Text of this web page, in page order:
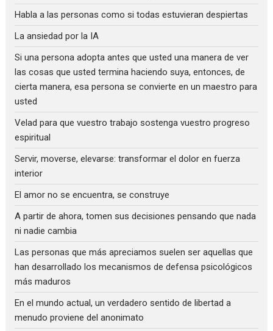
Habla a las personas como si todas estuvieran despiertas
La ansiedad por la IA
Si una persona adopta antes que usted una manera de ver
las cosas que usted termina haciendo suya, entonces, de
cierta manera, esa persona se convierte en un maestro para
usted
Velad para que vuestro trabajo sostenga vuestro progreso
espiritual
Servir, moverse, elevarse: transformar el dolor en fuerza
interior
El amor no se encuentra, se construye
A partir de ahora, tomen sus decisiones pensando que nada
ni nadie cambia
Las personas que más apreciamos suelen ser aquellas que
han desarrollado los mecanismos de defensa psicológicos
más maduros
En el mundo actual, un verdadero sentido de libertad a
menudo proviene del anonimato